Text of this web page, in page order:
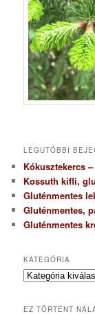
LEGUTÓBBI
Kókusztekercs
Kossuth kifli,
Gluténmentes
Gluténmentes,
Gluténmentes
KATEGÓRIA
K
EZ TÖRTÉNT